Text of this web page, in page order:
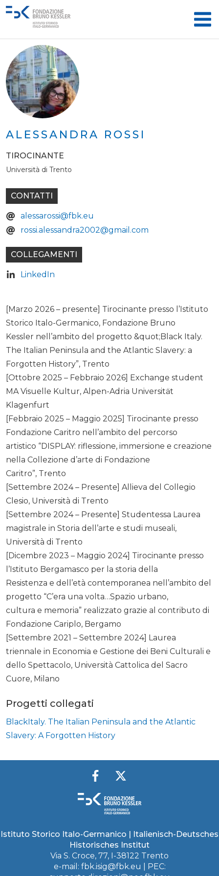
ALESSANDRA ROSSI
TIROCINANTE
Università di Trento
CONTATTI
alessarossi@fbk.eu
rossi.alessandra2002@gmail.com
COLLEGAMENTI
LinkedIn
[Marzo 2026 – presente] Tirocinante presso l’Istituto
Storico Italo-Germanico, Fondazione Bruno
Kessler nell’ambito del progetto &quot;Black Italy.
The Italian Peninsula and the Atlantic Slavery: a
Forgotten History”, Trento
[Ottobre 2025 – Febbraio 2026] Exchange student
MA Visuelle Kultur, Alpen-Adria Universität
Klagenfurt
[Febbraio 2025 – Maggio 2025] Tirocinante presso
Fondazione Caritro nell’ambito del percorso
artistico “DISPLAY: riflessione, immersione e creazione
nella Collezione d’arte di Fondazione
Caritro”, Trento
[Settembre 2024 – Presente] Allieva del Collegio
Clesio, Università di Trento
[Settembre 2024 – Presente] Studentessa Laurea
magistrale in Storia dell’arte e studi museali,
Università di Trento
[Dicembre 2023 – Maggio 2024] Tirocinante presso
l’Istituto Bergamasco per la storia della
Resistenza e dell’età contemporanea nell’ambito del
progetto “C’era una volta…Spazio urbano,
cultura e memoria” realizzato grazie al contributo di
Fondazione Cariplo, Bergamo
[Settembre 2021 – Settembre 2024] Laurea
triennale in Economia e Gestione dei Beni Culturali e
dello Spettacolo, Università Cattolica del Sacro
Cuore, Milano
Progetti collegati
BlackItaly. The Italian Peninsula and the Atlantic
Slavery: A Forgotten History
Istituto Storico Italo-Germanico | Italienisch-Deutsches
Historisches Institut
Via S. Croce, 77, I-38122 Trento
e-mail: fbk.isig@fbk.eu | PEC: